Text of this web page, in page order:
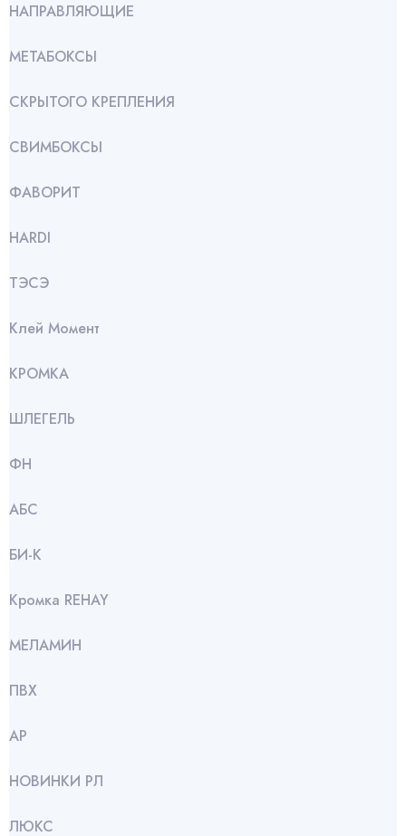
НАПРАВЛЯЮЩИЕ
МЕТАБОКСЫ
СКРЫТОГО КРЕПЛЕНИЯ
СВИМБОКСЫ
ФАВОРИТ
HARDI
ТЭСЭ
Клей Момент
КРОМКА
ШЛЕГЕЛЬ
ФН
АБС
БИ-К
Кромка REHAY
МЕЛАМИН
ПВХ
АР
НОВИНКИ РЛ
ЛЮКС